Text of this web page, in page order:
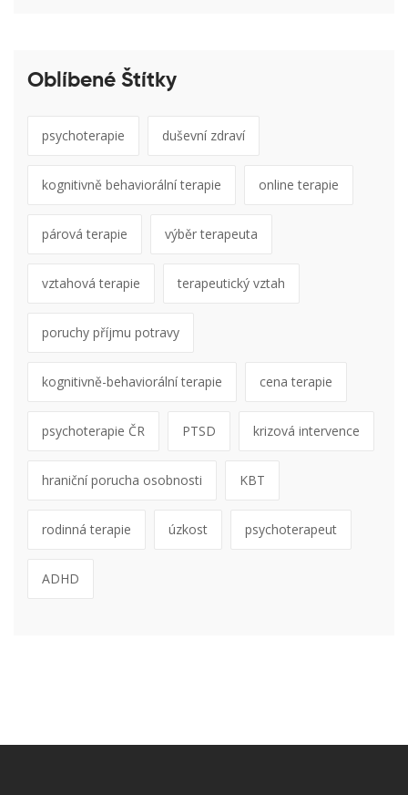
Oblíbené Štítky
psychoterapie duševní zdraví
kognitivně behaviorální terapie online terapie
párová terapie výběr terapeuta
vztahová terapie terapeutický vztah
poruchy příjmu potravy
kognitivně-behaviorální terapie cena terapie
psychoterapie ČR PTSD krizová intervence
hraniční porucha osobnosti KBT
rodinná terapie úzkost psychoterapeut
ADHD